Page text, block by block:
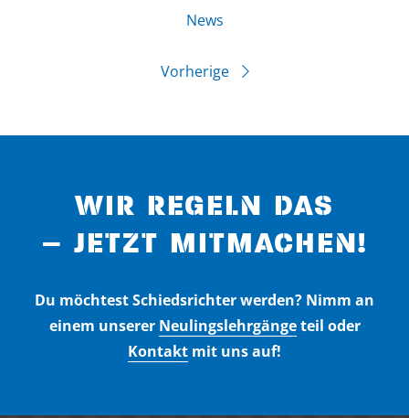
News
Vorherige
WIR REGELN DAS
– JETZT MITMACHEN!
Du möchtest Schiedsrichter werden? Nimm an
einem unserer Neulingslehrgängeteil oder
Kontakt mit uns auf!